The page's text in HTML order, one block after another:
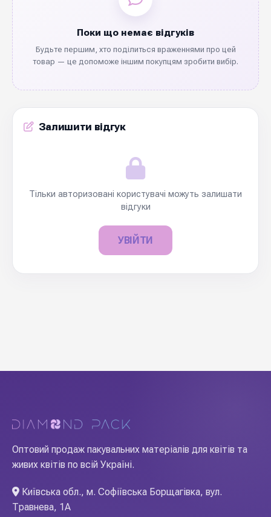
Поки що немає відгуків
Будьте першим, хто поділиться враженнями про цей
товар — це допоможе іншим покупцям зробити вибір.
Залишити відгук
Тільки авторизовані користувачі можуть залишати
відгуки
УВІЙТИ
Оптовий продаж пакувальних матеріалів для квітів та
живих квітів по всій Україні.
Київська обл., м. Софіївська Борщагівка, вул.
Травнева, 1А